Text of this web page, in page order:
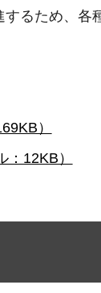
るため、各
）
12KB）